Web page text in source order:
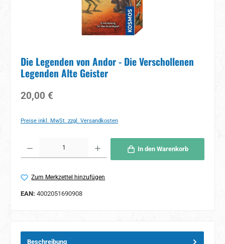
Die Legenden von Andor - Die Verschollenen
Legenden Alte Geister
Regulärer Preis:
20,00 €
Preise inkl. MwSt. zzgl. Versandkosten
In den Warenkorb
Zum Merkzettel hinzufügen
EAN: 4002051690908
Beschreibung